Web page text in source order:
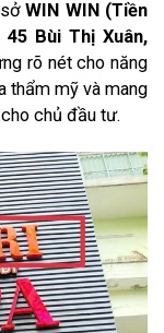
sởWIN WIN (Tiền
45 Bùi Thị Xuân,
rõ nét cho năng
thẩm mỹ và mang
chủ đầu tư.